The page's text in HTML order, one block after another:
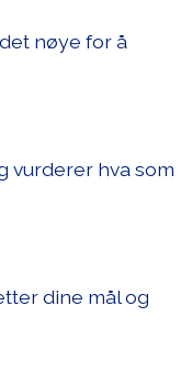
nøye for å
vurderer hva som
dine mål og